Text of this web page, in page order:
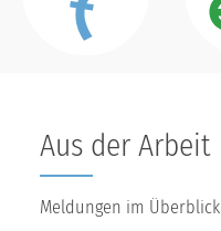
Aus der Arbeit
Meldungen im Überblick